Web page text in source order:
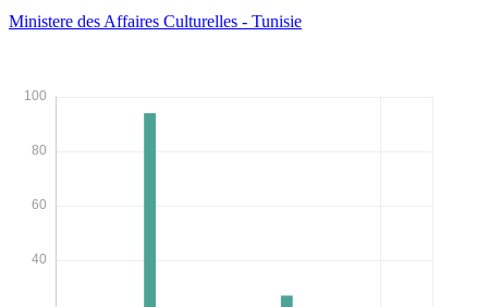
Ministere des Affaires Culturelles - Tunisie